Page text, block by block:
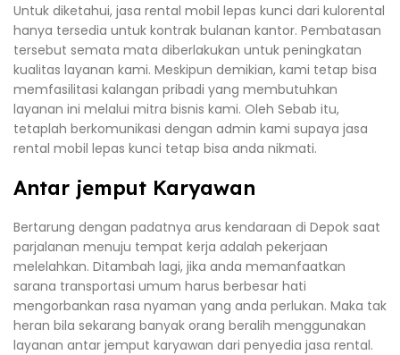
Untuk diketahui, jasa rental mobil lepas kunci dari kulorental
hanya tersedia untuk kontrak bulanan kantor. Pembatasan
tersebut semata mata diberlakukan untuk peningkatan
kualitas layanan kami. Meskipun demikian, kami tetap bisa
memfasilitasi kalangan pribadi yang membutuhkan
layanan ini melalui mitra bisnis kami. Oleh Sebab itu,
tetaplah berkomunikasi dengan admin kami supaya jasa
rental mobil lepas kunci tetap bisa anda nikmati.
Antar jemput Karyawan
Bertarung dengan padatnya arus kendaraan di Depok saat
parjalanan menuju tempat kerja adalah pekerjaan
melelahkan. Ditambah lagi, jika anda memanfaatkan
sarana transportasi umum harus berbesar hati
mengorbankan rasa nyaman yang anda perlukan. Maka tak
heran bila sekarang banyak orang beralih menggunakan
layanan antar jemput karyawan dari penyedia jasa rental.